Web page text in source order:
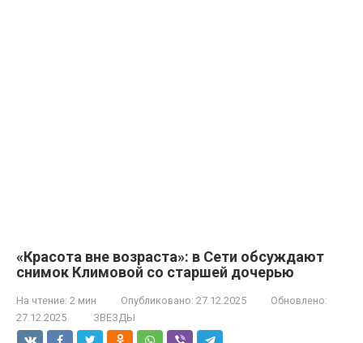
«Красота вне возраста»: в Сети обсуждают
снимок Климовой со старшей дочерью
На чтение: 2 мин Опубликовано: 27.12.2025
Обновлено:
27.12.2025
ЗВЕЗДЫ